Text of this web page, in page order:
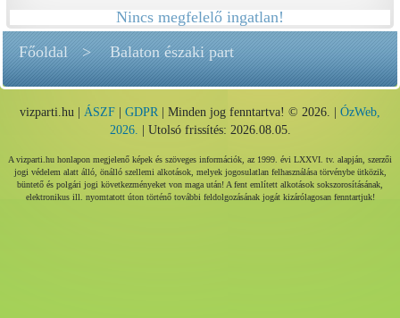
Nincs megfelelő ingatlan!
Főoldal
Balaton északi part
vizparti.hu | ÁSZF GDPR| Minden jog fenntartva! © 2026. | ÓzWeb,
2026.
| Utolsó frissítés: 2026.08.05.
A vizparti.hu honlapon megjelenő képek és szöveges információk, az 1999. évi LXXVI. tv. alapján, szerzői
jogi védelem alatt álló, önálló szellemi alkotások, melyek jogosulatlan felhasználása törvénybe ütközik,
büntető és polgári jogi következményeket von maga után! A fent említett alkotások sokszorosításának,
elektronikus ill. nyomtatott úton történő további feldolgozásának jogát kizárólagosan fenntartjuk!